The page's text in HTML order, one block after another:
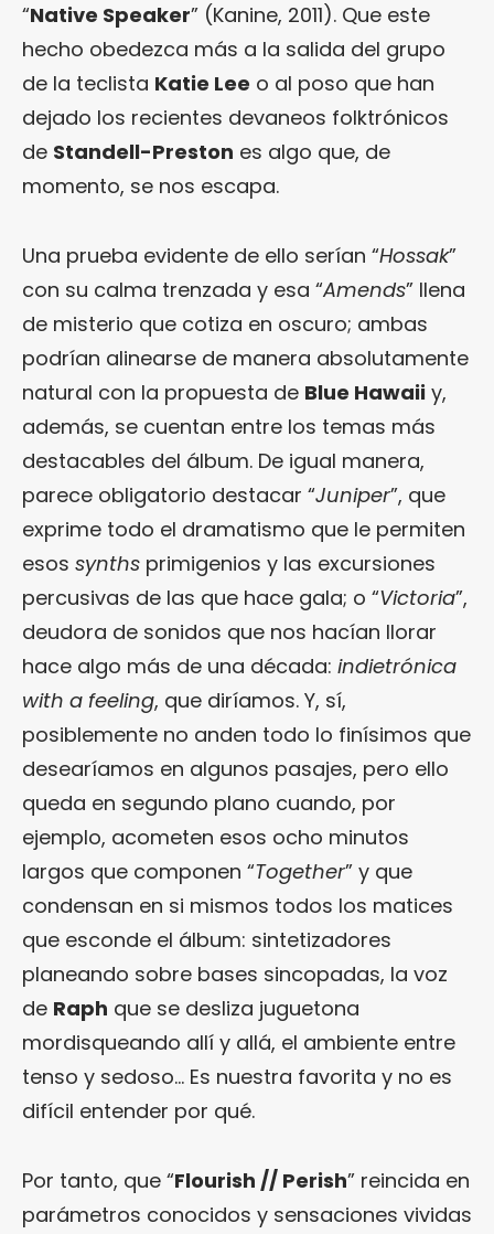
“Native Speaker” (Kanine, 2011). Que este
hecho obedezca más a la salida del grupo
de la teclista Katie Lee o al poso que han
dejado los recientes devaneos folktrónicos
de Standell-Preston es algo que, de
momento, se nos escapa.
Una prueba evidente de ello serían “Hossak”
con su calma trenzada y esa “Amends” llena
de misterio que cotiza en oscuro; ambas
podrían alinearse de manera absolutamente
natural con la propuesta de Blue Hawaii y,
además, se cuentan entre los temas más
destacables del álbum. De igual manera,
parece obligatorio destacar “Juniper”, que
exprime todo el dramatismo que le permiten
esos synths primigenios y las excursiones
percusivas de las que hace gala; o “Victoria”,
deudora de sonidos que nos hacían llorar
hace algo más de una década: indietrónica
with a feeling, que diríamos. Y, sí,
posiblemente no anden todo lo finísimos que
desearíamos en algunos pasajes, pero ello
queda en segundo plano cuando, por
ejemplo, acometen esos ocho minutos
largos que componen “Together” y que
condensan en si mismos todos los matices
que esconde el álbum: sintetizadores
planeando sobre bases sincopadas, la voz
de Raph que se desliza juguetona
mordisqueando allí y allá, el ambiente entre
tenso y sedoso… Es nuestra favorita y no es
difícil entender por qué.
Por tanto, que “Flourish // Perish” reincida en
parámetros conocidos y sensaciones vividas